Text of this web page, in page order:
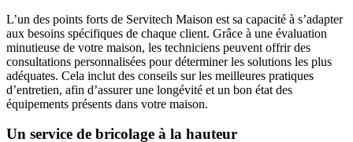
L’un des points forts de Servitech Maison est sa capacité à s’adapter
aux besoins spécifiques de chaque client. Grâce à une évaluation
minutieuse de votre maison, les techniciens peuvent offrir des
consultations personnalisées pour déterminer les solutions les plus
adéquates. Cela inclut des conseils sur les meilleures pratiques
d’entretien, afin d’assurer une longévité et un bon état des
équipements présents dans votre maison.
Un service de bricolage à la hauteur